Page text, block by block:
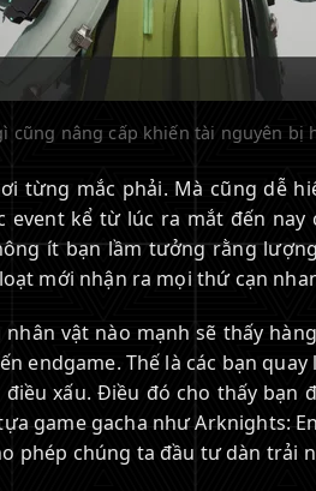
cũng nâng cấp khiến tài nguyên bị
từng mắc phải. Mà cũng dễ
kể từ lúc ra mắt đến
ít bạn lầm tưởng rằng
mới nhận ra mọi thứ cạn
vật nào mạnh sẽ thấy
endgame. Thế là các bạn
xấu. Điều đó cho thấy
game gacha như Arknights:
phép chúng ta đầu tư dàn trải